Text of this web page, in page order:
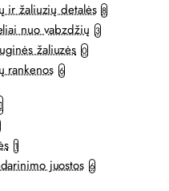
ir žaliuzių detalės 8
nuo vabzdžių 3
žaliuzės 0
rankenos 6
1
juostos 6